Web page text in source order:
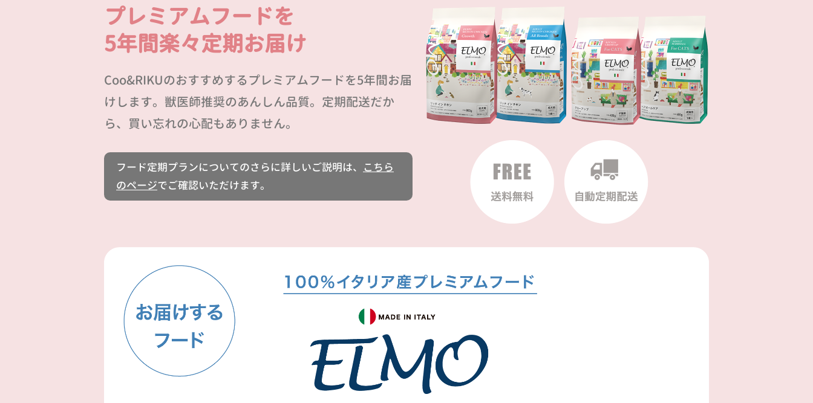
プレミアムフードを
5年間楽々定期お届け
Coo&RIKUのおすすめするプレミアムフードを5年間お届
けします。獣医師推奨のあんしん品質。定期配送だか
ら、買い忘れの心配もありません。
フード定期プランについてのさらに詳しいご説明は、
こちら
のページでご確認いただけます。